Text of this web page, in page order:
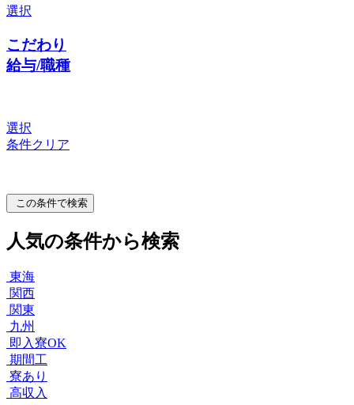
選択
こだわり
給与/職種
選択
条件クリア
この条件で検索
人気の条件から検索
東海
関西
関東
九州
即入寮OK
期間工
寮あり
高収入